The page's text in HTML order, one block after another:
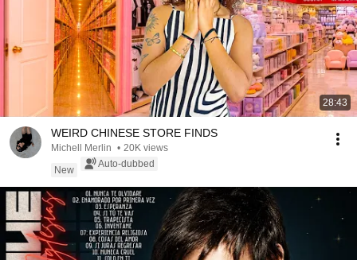
28:43
WEIRD CHINESE STORE FINDS
Michell Merlin • 20K views
New
Auto-dubbed